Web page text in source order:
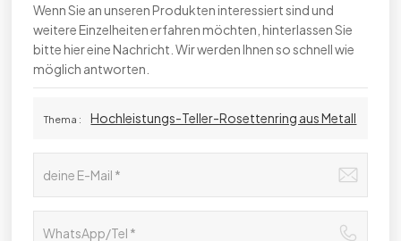
Wenn Sie an unseren Produkten interessiert sind und
weitere Einzelheiten erfahren möchten, hinterlassen Sie
bitte hier eine Nachricht. Wir werden Ihnen so schnell wie
möglich antworten.
Thema : Hochleistungs-Teller-Rosettenring aus Metall